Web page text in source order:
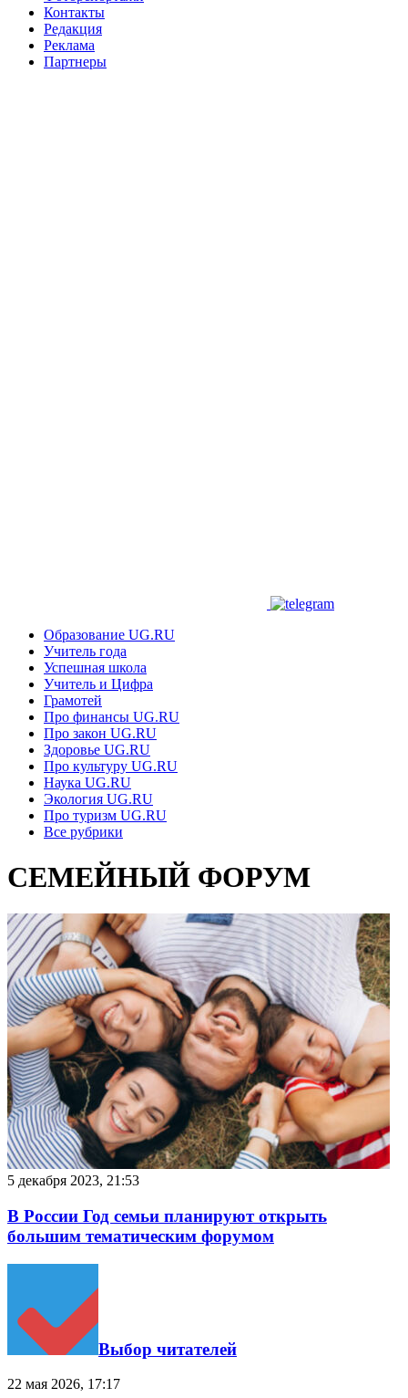
Контакты
Редакция
Реклама
Партнеры
Образование UG.RU
Учитель года
Успешная школа
Учитель и Цифра
Грамотей
Про финансы UG.RU
Про закон UG.RU
Здоровье UG.RU
Про культуру UG.RU
Наука UG.RU
Экология UG.RU
Про туризм UG.RU
Все рубрики
СЕМЕЙНЫЙ ФОРУМ
5 декабря 2023, 21:53
В России Год семьи планируют открыть
большим тематическим форумом
Выбор читателей
22 мая 2026, 17:17